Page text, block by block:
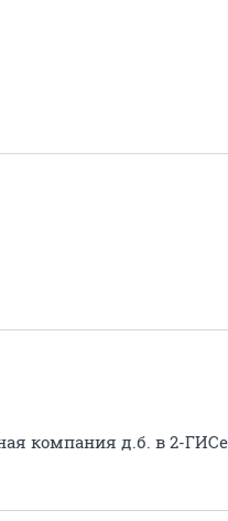
компания д.б. в 2-ГИСе